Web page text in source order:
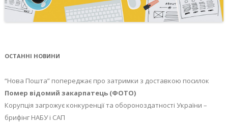
ОСТАННІ НОВИНИ
“Нова Пошта” попереджає про затримки з доставкою посилок
Помер відомий закарпатець (ФОТО)
Корупція загрожує конкуренції та обороноздатності України –
брифінг НАБУ і САП